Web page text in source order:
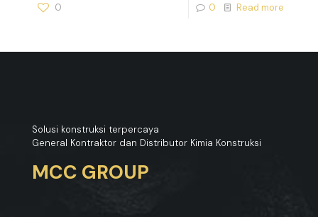
0 0 Read more
Solusi konstruksi terpercaya
General Kontraktor dan Distributor Kimia Konstruksi
MCC GROUP